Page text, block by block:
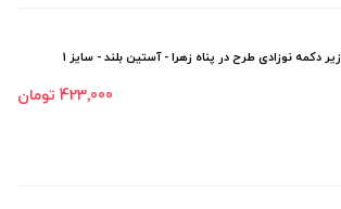
زیر دکمه نوزادی طرح در پناه زهرا - آستین بلند - سایز 1
423٬000 تومان